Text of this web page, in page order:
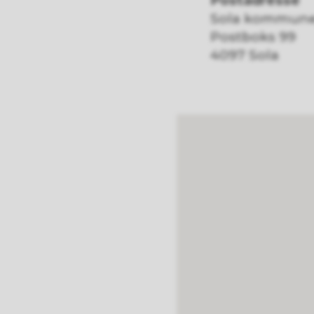
Sola
Postboks 99
4097 Sola